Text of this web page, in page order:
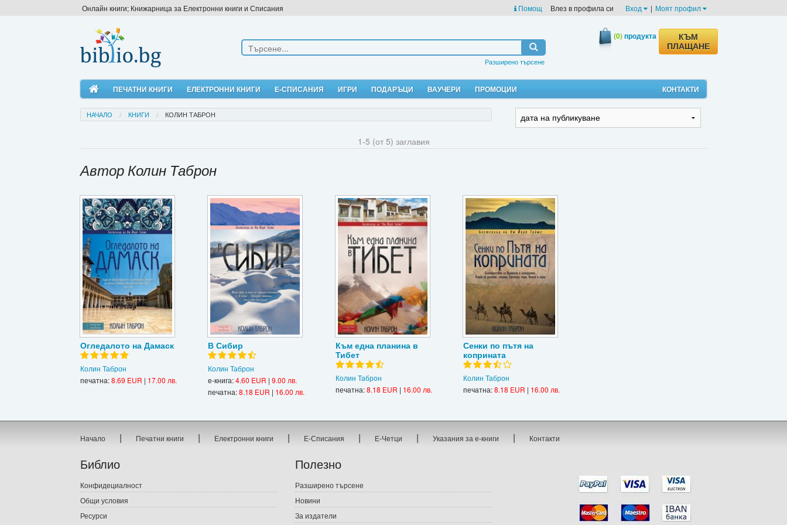
Онлайн книги; Книжарница за Електронни книги и Списания Помощ Влез в профила си Вход | Моят профил
Разширено търсене
(0)продукта
КЪМ
ПЛАЩАНЕ
ПЕЧАТНИ КНИГИ ЕЛЕКТРОННИ КНИГИ Е-СПИСАНИЯ ИГРИ ПОДАРЪЦИ ВАУЧЕРИ ПРОМОЦИИ КОНТАКТИ
НАЧАЛО КНИГИ КОЛИН ТАБРОН
1-5 (от 5) заглавия
Автор Колин Таброн
Огледалото на Дамаск
Колин Таброн
печатна:8.69 EUR | 17.00 лв.
В Сибир
Колин Таброн
е-книга:4.60 EUR | 9.00 лв.
печатна:8.18 EUR | 16.00 лв.
Към една планина в
Тибет
Колин Таброн
печатна:8.18 EUR | 16.00 лв.
Сенки по пътя на
коприната
Колин Таброн
печатна:8.18 EUR | 16.00 лв.
Начало | Печатни книги | Електронни книги | Е-Списания | Е-Четци | Указания за е-книги | Контакти
Библио
Конфидециалност
Общи условия
Ресурси
Полезно
Разширено търсене
Новини
За издатели